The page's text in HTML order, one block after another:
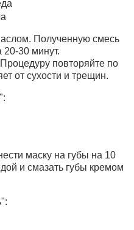
Полученную смесь
20-30 минут.
повторяйте по
от сухости и трещин.
маску на губы на 10
и смазать губы кремом